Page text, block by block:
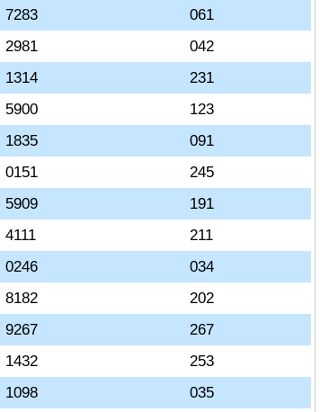
7283
061
2981
042
1314
231
5900
123
1835
091
0151
245
5909
191
4111
211
0246
034
8182
202
9267
267
1432
253
1098
035